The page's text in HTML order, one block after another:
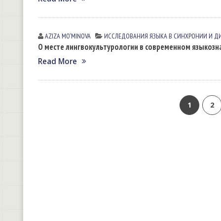
AZIZA MO‘MINOVA ИССЛЕДОВАНИЯ ЯЗЫКА В СИНХРОНИИ И
О месте лингвокультурологии в современном
Read More
1 2